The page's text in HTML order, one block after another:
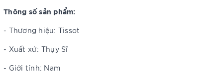
Thông số sản phẩm:
- Thương hiệu: Tissot
- Xuất xứ: Thụy Sĩ
- Giới tính: Nam